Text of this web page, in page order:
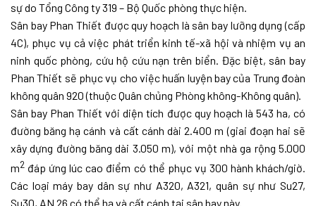
sự do Tổng Công ty 319 – Bộ Quốc phòng thực hiện.
Sân bay Phan Thiết được quy hoạch là sân bay lưỡng dụng (cấp
4C), phục vụ cả việc phát triển kinh tế-xã hội và nhiệm vụ an
ninh quốc phòng, cứu hộ cứu nạn trên biển. Đặc biệt, sân bay
Phan Thiết sẽ phục vụ cho việc huấn luyện bay của Trung đoàn
không quân 920 (thuộc Quân chủng Phòng không-Không quân).
Sân bay Phan Thiết với diện tích được quy hoạch là 543 ha, có
đường băng hạ cánh và cất cánh dài 2.400 m (giai đoạn hai sẽ
xây dựng đường băng dài 3.050 m), với một nhà ga rộng 5.000
m2 đáp ứng lúc cao điểm có thể phục vụ 300 hành khách/giờ.
Các loại máy bay dân sự như A320, A321, quân sự như Su27,
Su30, AN 26 có thể hạ và cất cánh tại sân bay này.